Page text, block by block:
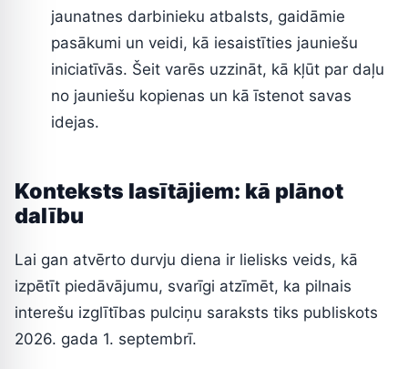
jaunatnes darbinieku atbalsts, gaidāmie
pasākumi un veidi, kā iesaistīties jauniešu
iniciatīvās. Šeit varēs uzzināt, kā kļūt par daļu
no jauniešu kopienas un kā īstenot savas
idejas.
Konteksts lasītājiem: kā plānot
dalību
Lai gan atvērto durvju diena ir lielisks veids, kā
izpētīt piedāvājumu, svarīgi atzīmēt, ka pilnais
interešu izglītības pulciņu saraksts tiks publiskots
2026. gada 1. septembrī.